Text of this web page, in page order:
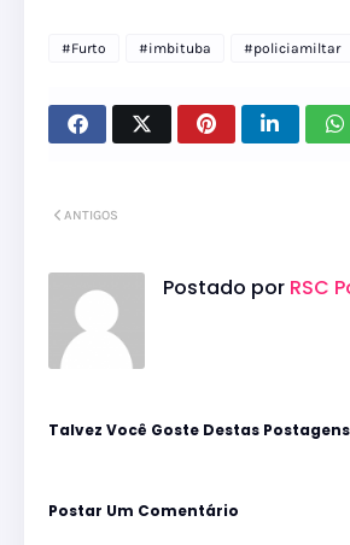
#Furto #imbituba #policiamiltar
ANTIGOS
Postado por RSC
Talvez Você Goste Destas Postagens
Postar Um Comentário